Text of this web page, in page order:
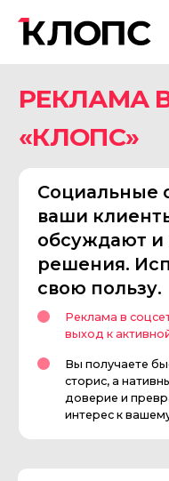
«КЛОПС»
Социальные сети —
решения.
свою пользу.
выход к активной
Вы получаете быстрые
сторис, а нативные
доверие и превратить
интерес к вашему бренду.